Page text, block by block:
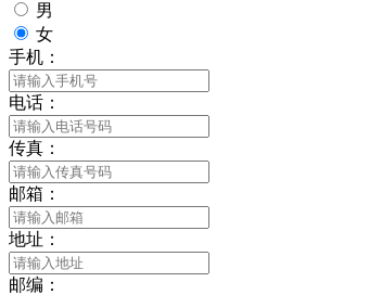
男
女
手机：
电话：
传真：
邮箱：
地址：
邮编：